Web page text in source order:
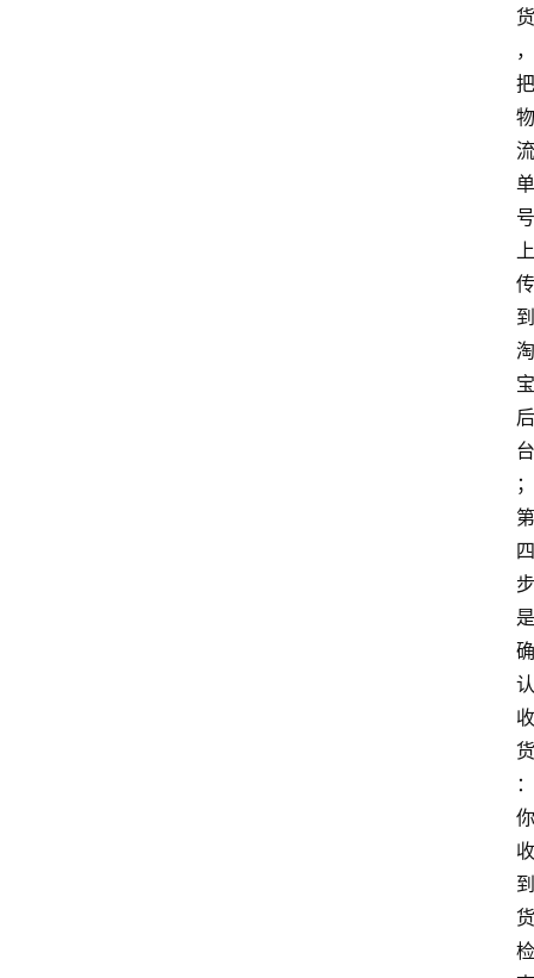
货
，
把
物
流
单
号
上
传
到
淘
宝
后
台
；
第
四
步
是
确
认
收
货
：
你
收
到
货
检